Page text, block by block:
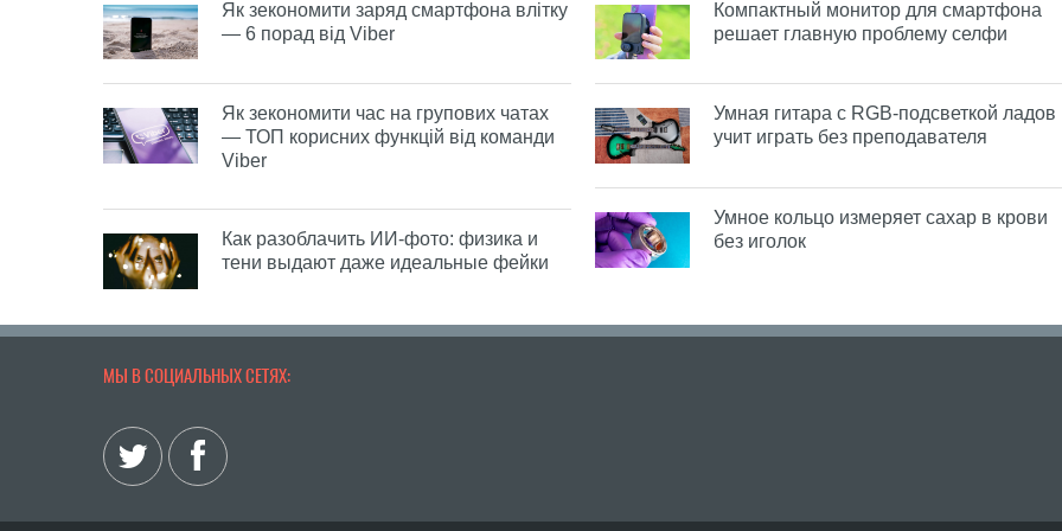
Як зекономити заряд смартфона влітку
— 6 порад від Viber
Як зекономити час на групових чатах
— ТОП корисних функцій від команди
Viber
Как разоблачить ИИ-фото: физика и
тени выдают даже идеальные фейки
Компактный монитор для смартфона
решает главную проблему селфи
Умная гитара с RGB-подсветкой ладов
учит играть без преподавателя
Умное кольцо измеряет сахар в крови
без иголок
МЫ В СОЦИАЛЬНЫХ СЕТЯХ: